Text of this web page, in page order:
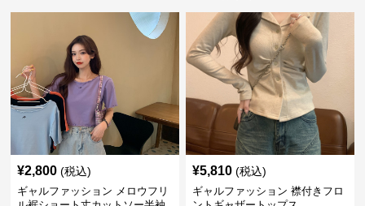
¥2,800 (税込)
ギャルファッション メロウフリ
¥5,810 (税込)
ギャルファッション 襟付きフロ